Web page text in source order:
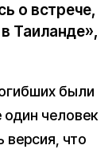
о встрече,
Таиланде»,
были
человек
что